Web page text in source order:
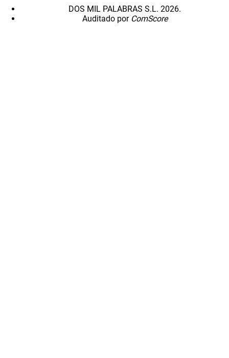
DOS MIL PALABRAS S.L. 2026.
Auditado por ComScore